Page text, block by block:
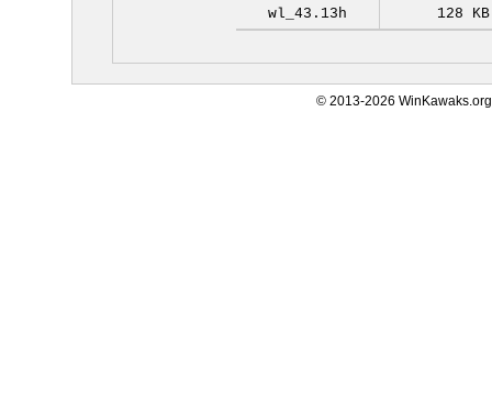
wl_43.13h 128 KB
© 2013-2026